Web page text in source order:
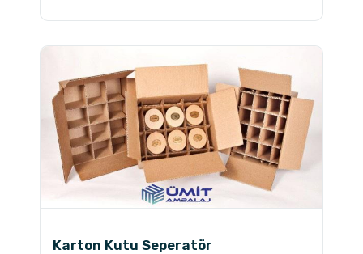
Karton Kutu Seperatör